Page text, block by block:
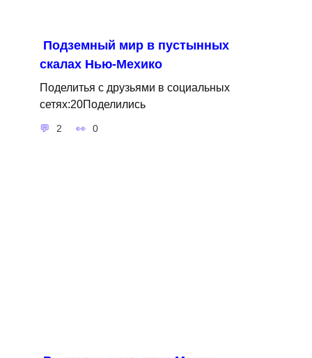
Подземный мир в пустынных
скалах Нью-Мехико
Поделитья с друзьями в социальных
сетях:20Поделились
2 0